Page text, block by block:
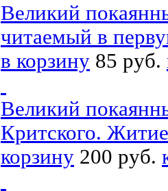
Великий
читаемый в
в корзину 85 руб.
Великий
Критского.
корзину 200 руб.